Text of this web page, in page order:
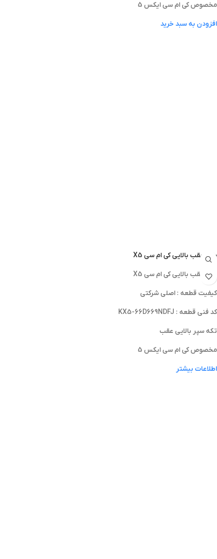
مخصوص کی ام سی ایکس 5
افزودن به سبد خرید
سپر عقب بالایی کی ام سی X5
سپر عقب بالایی کی ام سی X5
کیفیت قطعه : اصلی شرکتی
کد فنی قطعه : KX5-66D669NDFJ
تکه سپر بالایی عقب
مخصوص کی ام سی ایکس 5
اطلاعات بیشتر